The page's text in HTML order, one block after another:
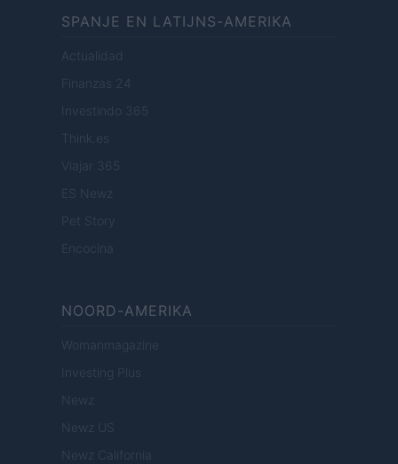
SPANJE EN LATIJNS-AMERIKA
Actualidad
Finanzas 24
Investindo 365
Think.es
Viajar 365
ES Newz
Pet Story
Encocina
NOORD-AMERIKA
Womanmagazine
Investing Plus
Newz
Newz US
Newz California